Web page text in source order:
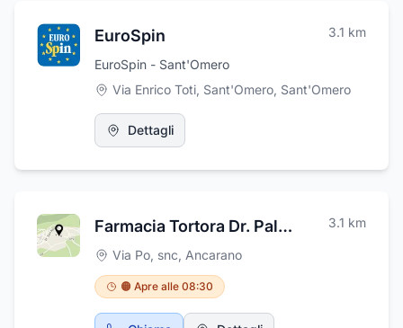
ed il cliente, la volontà di crescita hanno dato i
nuovo laboratorio dislocato su un'area
coperta di ben 3.500 mq.
EuroSpin 3.1 km
EuroSpin - Sant'Omero
Via Enrico Toti, Sant'Omero, Sant'Omero
Dettagli
Farmacia Tortora Dr. Palombieri Iacopo 3.1 km
Via Po, snc, Ancarano
🟠 Apre alle 08:30